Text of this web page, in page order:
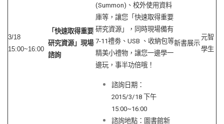
3/18
15:00~16:00
「快速取得重要
研究資源」現場
諮詢
(Summon)、校外使用資料
庫等，讓您「快速取得重要
研究資源」，同時現場備有
7-11禮劵、USB 、收納包等
精美小禮物，讓您一邊學一
邊玩，事半功倍哦！
諮詢日期：
2015/3/18 下午
15:00~16:00
諮詢地點：圖書館新
新書展示
元智
學生